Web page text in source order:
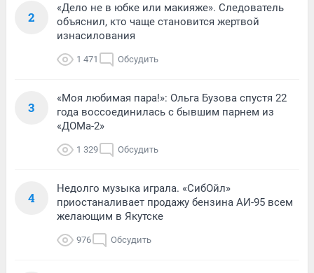
2
«Дело не в юбке или макияже». Следователь
объяснил, кто чаще становится жертвой
изнасилования
1 471 Обсудить
3
«Моя любимая пара!»: Ольга Бузова спустя 22
года воссоединилась с бывшим парнем из
«ДОМа-2»
1 329 Обсудить
4
Недолго музыка играла. «СибОйл»
приостаналивает продажу бензина АИ-95 всем
желающим в Якутске
976 Обсудить